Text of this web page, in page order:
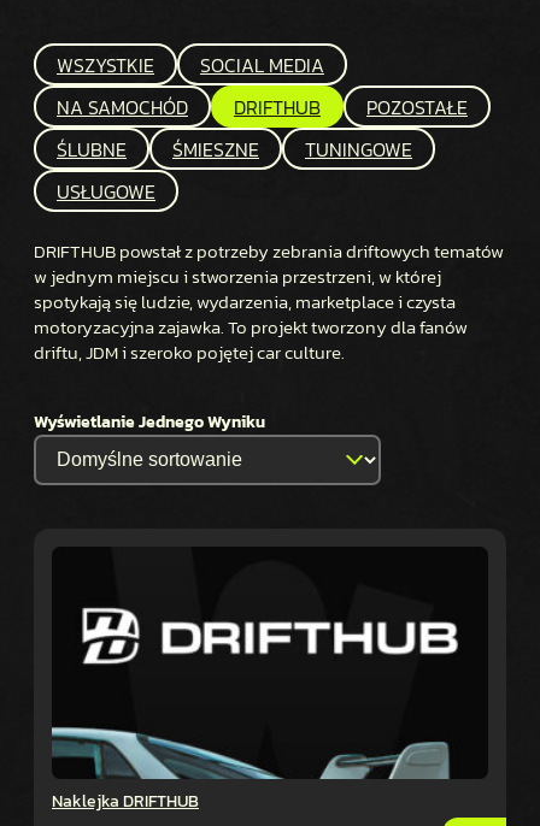
WSZYSTKIE
SOCIAL MEDIA
NA SAMOCHÓD
DRIFTHUB
POZOSTAŁE
ŚLUBNE
ŚMIESZNE
TUNINGOWE
USŁUGOWE
DRIFTHUB powstał z potrzeby zebrania driftowych tematów
w jednym miejscu i stworzenia przestrzeni, w której
spotykają się ludzie, wydarzenia, marketplace i czysta
motoryzacyjna zajawka. To projekt tworzony dla fanów
driftu, JDM i szeroko pojętej car culture.
Wyświetlanie Jednego Wyniku
Naklejka DRIFTHUB